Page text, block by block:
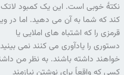
نکتۀ خوبی است. این یک کمبود
قرمزی را که اشتباه های املایی یا
دستوری را یادآوری می کنند نمی
خواهند داشته باشند. به نظر من
کسی که واقعاً برای نوشتن نیازمند